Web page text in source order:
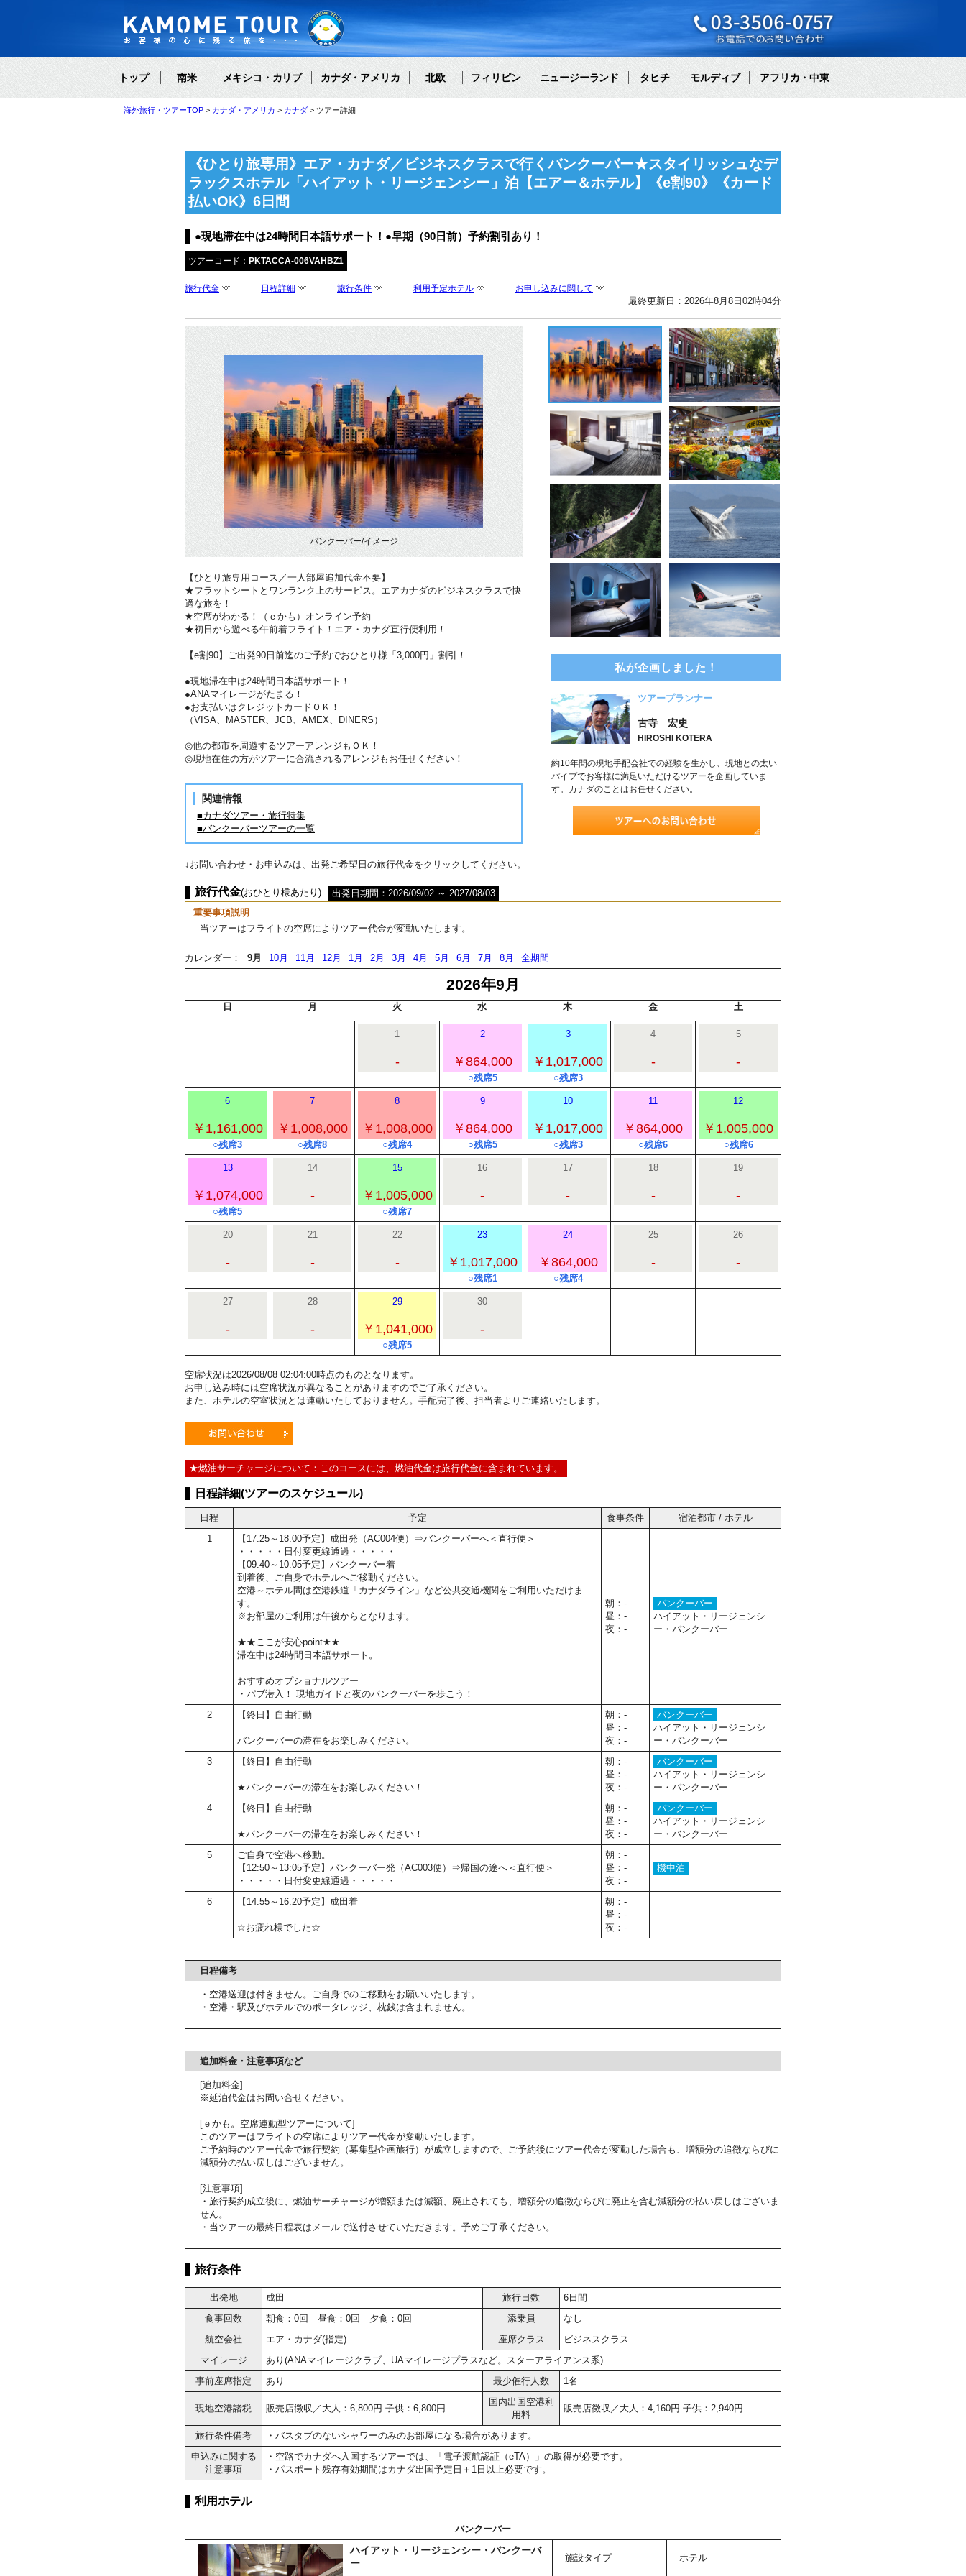
トップ 南米 メキシコ・カリブ カナダ・アメリカ 北欧 フィリピン ニュージーランド タヒチ モルディブ アフリカ・中東
海外旅行・ツアーTOP カナダ・アメリカ カナダ ツアー詳細
《ひとり旅専用》エア・カナダ／ビジネスクラスで行くバンクーバー★スタイリッシュなデ
ラックスホテル「ハイアット・リージェンシー」泊【エアー＆ホテル】《e割90》《カード
払いOK》6日間
●現地滞在中は24時間日本語サポート！●早期（90日前）予約割引あり！
ツアーコード： PKTACCA-006VAHBZ1
旅行代金 日程詳細 旅行条件 利用予定ホテル お申し込みに関して
最終更新日：2026年8月8日02時04分
バンクーバー/イメージ
【ひとり旅専用コース／一人部屋追加代金不要】
★フラットシートとワンランク上のサービス。エアカナダのビジネスクラスで快
適な旅を！
★空席がわかる！（ｅかも）オンライン予約
★初日から遊べる午前着フライト！エア・カナダ直行便利用！
【e割90】ご出発90日前迄のご予約でおひとり様「3,000円」割引！
●現地滞在中は24時間日本語サポート！
●ANAマイレージがたまる！
●お支払いはクレジットカードＯＫ！
（VISA、MASTER、JCB、AMEX、DINERS）
◎他の都市を周遊するツアーアレンジもＯＫ！
◎現地在住の方がツアーに合流されるアレンジもお任せください！
関連情報
■カナダツアー・旅行特集
■バンクーバーツアーの一覧
私が企画しました！
ツアープランナー
古寺 宏史
HIROSHI KOTERA
約10年間の現地手配会社での経験を生かし、現地との太い
パイプでお客様に満足いただけるツアーを企画していま
す。カナダのことはお任せください。
↓お問い合わせ・お申込みは、出発ご希望日の旅行代金をクリックしてください。
旅行代金(おひとり様あたり)
出発日期間：2026/09/02 ～ 2027/08/03
重要事項説明
当ツアーはフライトの空席によりツアー代金が変動いたします。
カレンダー： 9月 10月 11月 12月 1月 2月 3月 4月 5月 6月 7月 8月 全期間
2026年9月
日 月 火 水 木 金 土
1
-
2
￥864,000
○残席5
3
￥1,017,000
○残席3
4
-
5
-
6
￥1,161,000
○残席3
7
￥1,008,000
○残席8
8
￥1,008,000
○残席4
9
￥864,000
○残席5
10
￥1,017,000
○残席3
11
￥864,000
○残席6
12
￥1,005,000
○残席6
13
￥1,074,000
○残席5
14
-
15
￥1,005,000
○残席7
16
-
17
-
18
-
19
-
20
-
21
-
22
-
23
￥1,017,000
○残席1
24
￥864,000
○残席4
25
-
26
-
27
-
28
-
29
￥1,041,000
○残席5
30
-
空席状況は2026/08/08 02:04:00時点のものとなります。
お申し込み時には空席状況が異なることがありますのでご了承ください。
また、ホテルの空室状況とは連動いたしておりません。手配完了後、担当者よりご連絡いたします。
★燃油サーチャージについて：このコースには、燃油代金は旅行代金に含まれています。
日程詳細(ツアーのスケジュール)
日程 予定 食事条件
宿泊都市 / ホテル
1
【17:25～18:00予定】成田発（AC004便）⇒バンクーバーへ＜直行便＞
・・・・・日付変更線通過・・・・・
【09:40～10:05予定】バンクーバー着
到着後、ご自身でホテルへご移動ください。
空港～ホテル間は空港鉄道「カナダライン」など公共交通機関をご利用いただけま
す。
※お部屋のご利用は午後からとなります。
★★ここが安心point★★
滞在中は24時間日本語サポート。
おすすめオプショナルツアー
・パブ潜入！ 現地ガイドと夜のバンクーバーを歩こう！
朝：-
昼：-
夜：-
バンクーバー
ハイアット・リージェンシ
ー・バンクーバー
2 【終日】自由行動
バンクーバーの滞在をお楽しみください。
朝：-
昼：-
夜：-
バンクーバー
ハイアット・リージェンシ
ー・バンクーバー
3
【終日】自由行動
★バンクーバーの滞在をお楽しみください！
朝：-
昼：-
夜：-
バンクーバー
ハイアット・リージェンシ
ー・バンクーバー
4
【終日】自由行動
★バンクーバーの滞在をお楽しみください！
朝：-
昼：-
夜：-
バンクーバー
ハイアット・リージェンシ
ー・バンクーバー
5
ご自身で空港へ移動。
【12:50～13:05予定】バンクーバー発（AC003便）⇒帰国の途へ＜直行便＞
・・・・・日付変更線通過・・・・・
朝：-
昼：-
夜：-
機中泊
6 【14:55～16:20予定】成田着
☆お疲れ様でした☆
朝：-
昼：-
夜：-
日程備考
・空港送迎は付きません。ご自身でのご移動をお願いいたします。
・空港・駅及びホテルでのポータレッジ、枕銭は含まれません。
追加料金・注意事項など
[追加料金]
※延泊代金はお問い合せください。
[ｅかも。空席連動型ツアーについて]
このツアーはフライトの空席によりツアー代金が変動いたします。
ご予約時のツアー代金で旅行契約（募集型企画旅行）が成立しますので、ご予約後にツアー代金が変動した場合も、増額分の追徴ならびに
減額分の払い戻しはございません。
[注意事項]
・旅行契約成立後に、燃油サーチャージが増額または減額、廃止されても、増額分の追徴ならびに廃止を含む減額分の払い戻しはございま
せん。
・当ツアーの最終日程表はメールで送付させていただきます。予めご了承ください。
旅行条件
出発地 成田 旅行日数
6日間
食事回数
朝食：0回 昼食：0回 夕食：0回 添乗員
なし
航空会社
エア・カナダ(指定) 座席クラス
ビジネスクラス
マイレージ
あり(ANAマイレージクラブ、UAマイレージプラスなど。スターアライアンス系)
事前座席指定
あり 最少催行人数 1名
現地空港諸税 販売店徴収／大人：6,800円 子供：6,800円
国内出国空港利
用料
販売店徴収／大人：4,160円 子供：2,940円
旅行条件備考
・バスタブのないシャワーのみのお部屋になる場合があります。
申込みに関する
注意事項
・空路でカナダへ入国するツアーでは、「電子渡航認証（eTA）」の取得が必要です。
・パスポート残存有効期間はカナダ出国予定日＋1日以上必要です。
利用ホテル
バンクーバー
ハイアット・リージェンシー・バンクーバ
ー
施設タイプ ホテル